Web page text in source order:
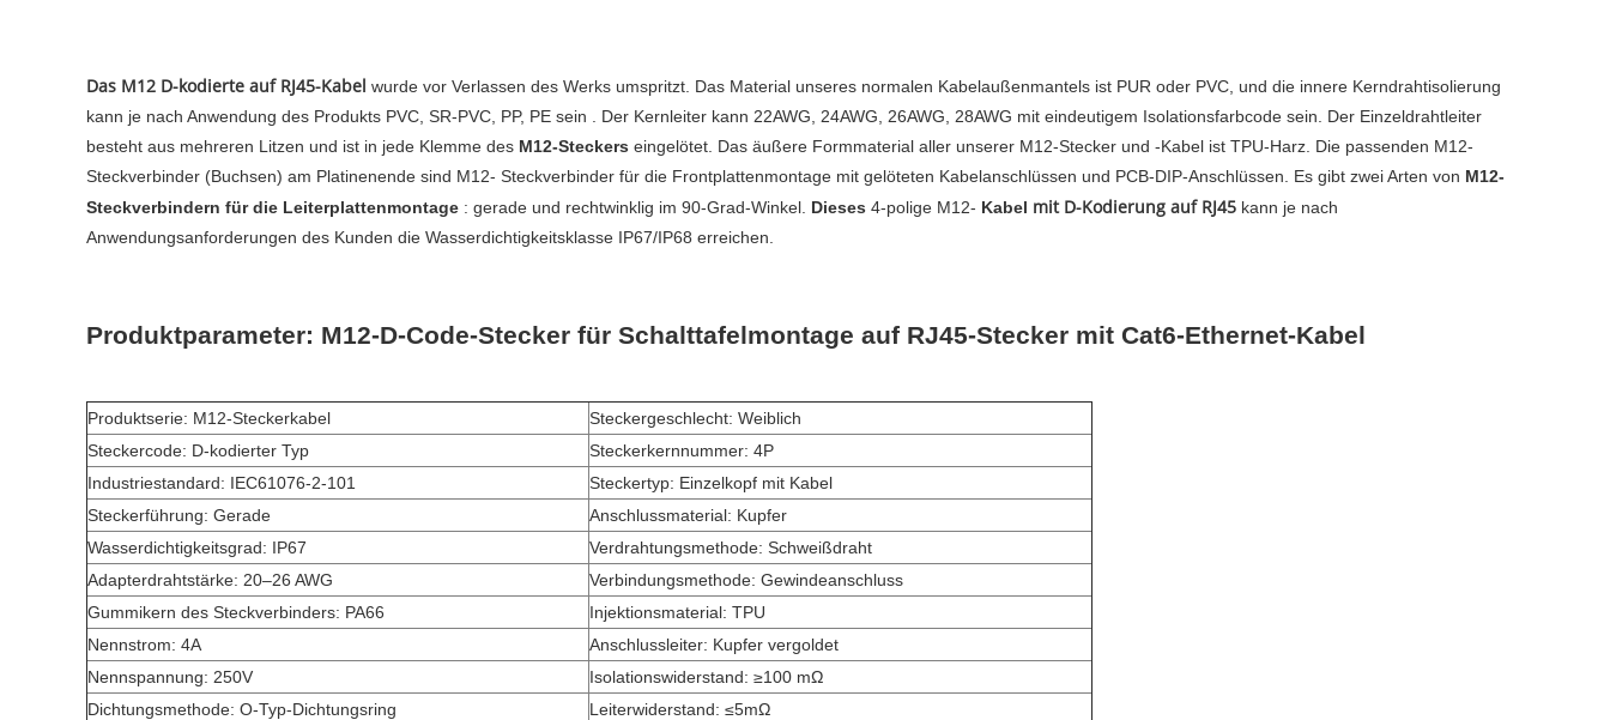
Das M12 D-kodierte auf RJ45-Kabel wurde vor Verlassen des Werks umspritzt. Das Material unseres normalen Kabelaußenmantels ist PUR oder PVC, und die innere Kerndrahtisolierung
kann je nach Anwendung des Produkts PVC, SR-PVC, PP, PE sein
. Der Kernleiter kann 22AWG, 24AWG, 26AWG, 28AWG mit eindeutigem Isolationsfarbcode sein. Der Einzeldrahtleiter
besteht aus mehreren Litzen und ist in jede Klemme des M12-Steckers eingelötet. Das äußere Formmaterial aller unserer M12-Stecker und -Kabel ist TPU-Harz. Die passenden M12-
Steckverbinder (Buchsen) am Platinenende sind M12- Steckverbinder für die Frontplattenmontage mit gelöteten Kabelanschlüssen und PCB-DIP-Anschlüssen. Es gibt zwei Arten von M12-
Steckverbindern für die Leiterplattenmontage : gerade und rechtwinklig im 90-Grad-Winkel. Dieses 4-polige M12- Kabel mit D-Kodierung auf RJ45 kann je nach
Anwendungsanforderungen des Kunden die Wasserdichtigkeitsklasse IP67/IP68 erreichen.
Produktparameter: M12-D-Code-Stecker für Schalttafelmontage auf RJ45-Stecker mit Cat6-Ethernet-Kabel
Produktserie: M12-Steckerkabel
Steckergeschlecht: Weiblich
Steckercode: D-kodierter Typ
Steckerkernnummer: 4P
Industriestandard: IEC61076-2-101
Steckertyp: Einzelkopf mit Kabel
Steckerführung: Gerade
Anschlussmaterial: Kupfer
Wasserdichtigkeitsgrad: IP67
Verdrahtungsmethode: Schweißdraht
Adapterdrahtstärke: 20–26 AWG
Verbindungsmethode: Gewindeanschluss
Gummikern des Steckverbinders: PA66
Injektionsmaterial: TPU
Nennstrom: 4A
Anschlussleiter: Kupfer vergoldet
Nennspannung: 250V
Isolationswiderstand: ≥100 mΩ
Dichtungsmethode: O-Typ-Dichtungsring
Leiterwiderstand: ≤5mΩ